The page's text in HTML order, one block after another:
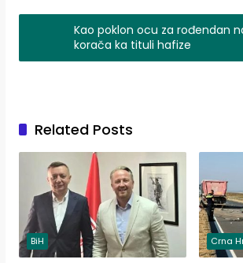
Kao poklon ocu za rođendan
korača ka tituli hafize
Related Posts
BiH Crna